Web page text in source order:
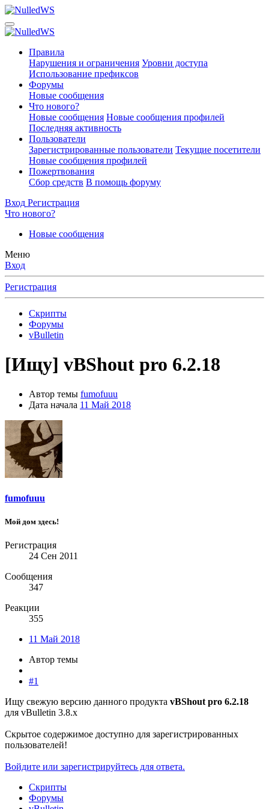
Правила
Нарушения и ограничения Уровни доступа
Использование префиксов
Форумы
Новые сообщения
Что нового?
Новые сообщения Новые сообщения профилей
Последняя активность
Пользователи
Зарегистрированные пользователи Текущие посетители
Новые сообщения профилей
Пожертвования
Сбор средств В помощь форуму
Вход Регистрация
Что нового?
Новые сообщения
Меню
Вход
Регистрация
Скрипты
Форумы
vBulletin
[Ищу] vBShout pro 6.2.18
Автор темы fumofuuu
Дата начала 11 Май 2018
fumofuuu
Мой дом здесь!
Регистрация
24 Сен 2011
Сообщения
347
Реакции
355
11 Май 2018
Автор темы
#1
Ищу свежую версию данного продукта vBShout pro 6.2.18
для vBulletin 3.8.x
Скрытое содержимое доступно для зарегистрированных
пользователей!
Войдите или зарегистрируйтесь для ответа.
Скрипты
Форумы